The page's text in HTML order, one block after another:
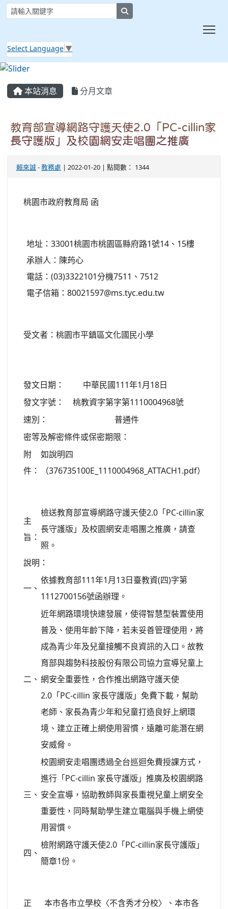
Select Language ▼
本站消息 分月文章
教育部宣導網路守護天使2.0「PC-cillin家
長守護版」及校園網安走唱團之推廣
賴來誠-教務處 | 2022-01-20 | 點閱數： 1344
桃園市政府教育局 函
地址：33001桃園市桃園區縣府路1號14、15樓
承辦人：陳荺心
電話：(03)3322101分機7511、7512
電子信箱：80021597@ms.tyc.edu.tw
受文者：桃園市平鎮區文化國民小學
發文日期：
中華民國111年1月18日
發文字號：
桃教資字第字第1110004968號
速別：
普通件
密等及解密條件或保密期限：
附
件：
如說明四
（376735100E_1110004968_ATTACH1.pdf）
主
旨：
檢送教育部宣導網路守護天使2.0「PC-cillin家
長守護版」及校園網安走唱團之推廣，請查
照。
說明：
一、
依據教育部111年1月13日臺教資(四)字第
1112700156號函辦理。
二、
近年網路環境快速發展，使得智慧型裝置使用
普及、使用年齡下降，若未妥善管理使用，將
成為青少年及兒童接觸不良資訊的入口。故教
育部與趨勢科技股份有限公司協力宣導兒童上
網安全重要性，合作推出網路守護天使
2.0「PC-cillin 家長守護版」免費下載，幫助
老師、家長為青少年和兒童打造良好上網環
境、建立正確上網使用習慣，遠離可能潛在網
安威脅。
三、
校園網安走唱團透過全台巡迴免費授課方式，
進行「PC-cillin 家長守護版」推廣及校園網路
安全宣導，協助教師與家長重視兒童上網安全
重要性，同時幫助學生建立電腦與手機上網使
用習慣。
四、
檢附網路守護天使2.0「PC-cillin家長守護版」
簡章1份。
正
本市各市立學校〈不含秀才分校〉、本市各